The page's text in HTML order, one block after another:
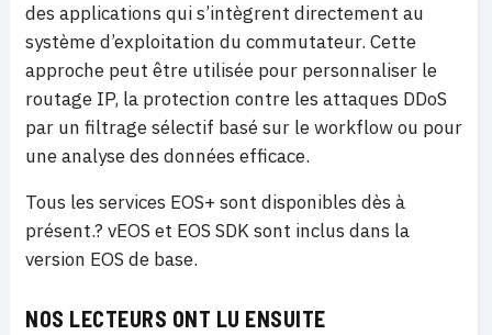
des applications qui s’intègrent directement au
système d’exploitation du commutateur. Cette
approche peut être utilisée pour personnaliser le
routage IP, la protection contre les attaques DDoS
par un filtrage sélectif basé sur le workflow ou pour
une analyse des données efficace.
Tous les services EOS+ sont disponibles dès à
présent.? vEOS et EOS SDK sont inclus dans la
version EOS de base.
NOS LECTEURS ONT LU ENSUITE